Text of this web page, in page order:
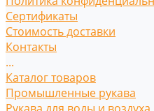
Сертификаты
Стоимость доставки
Контакты
...
Каталог товаров
Промышленные рукава